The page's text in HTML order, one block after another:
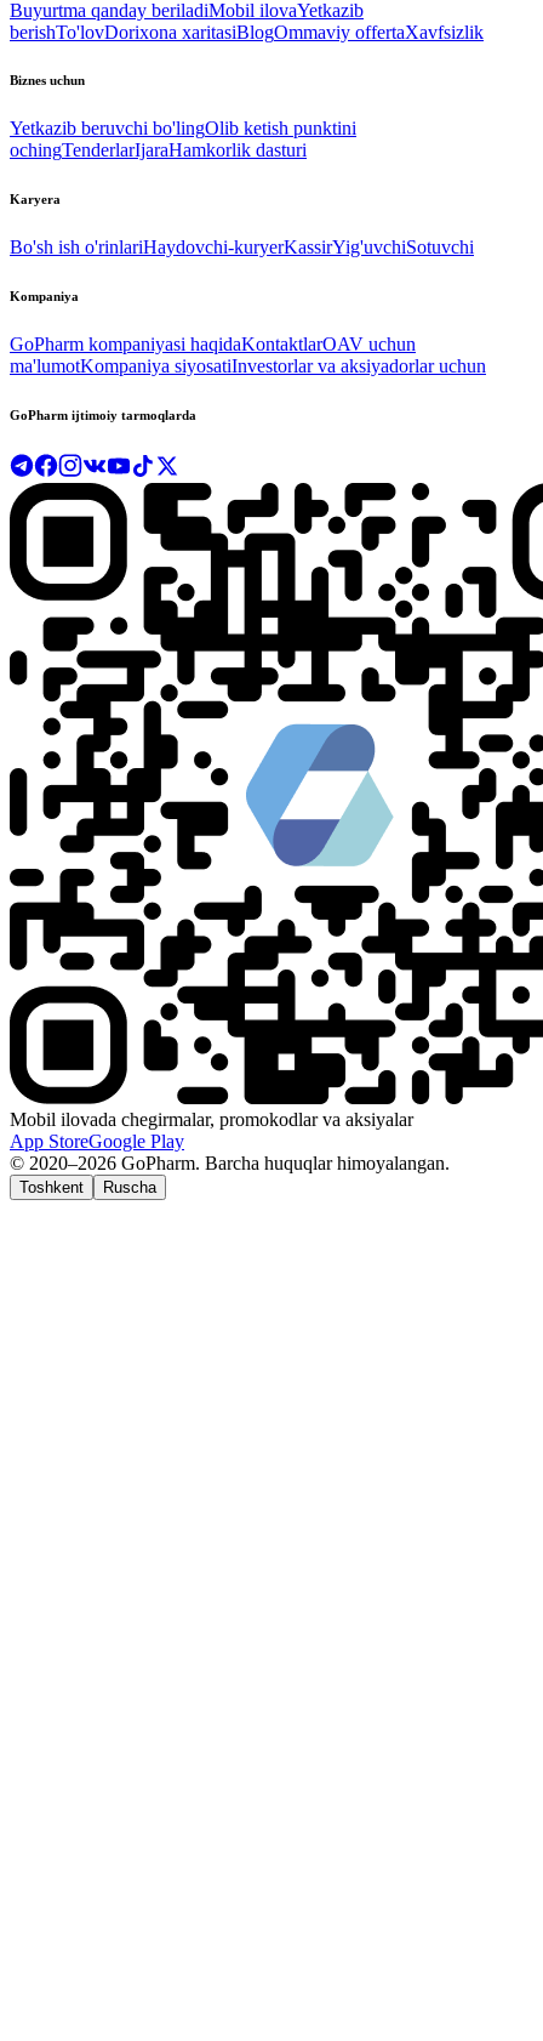
Buyurtma qanday beriladiMobil ilovaYetkazib
berishTo'lovDorixona xaritasiBlogOmmaviy offertaXavfsizlik
Biznes uchun
Yetkazib beruvchi bo'lingOlib ketish punktini
ochingTenderlarIjaraHamkorlik dasturi
Karyera
Bo'sh ish o'rinlariHaydovchi-kuryerKassirYig'uvchiSotuvchi
Kompaniya
GoPharm kompaniyasi haqidaKontaktlarOAV uchun
ma'lumotKompaniya siyosatiInvestorlar va aksiyadorlar uchun
GoPharm ijtimoiy tarmoqlarda
Mobil ilovada chegirmalar, promokodlar va aksiyalar
App StoreGoogle Play
© 2020–2026 GoPharm. Barcha huquqlar himoyalangan.
Toshkent Ruscha